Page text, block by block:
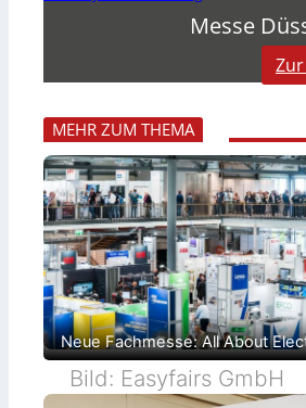
Messe
MEHR ZUM THEMA
Neue Fachmesse: All About
Bild: Easyfairs GmbH